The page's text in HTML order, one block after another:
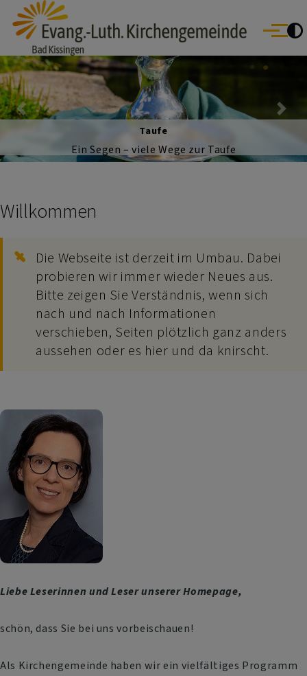
Direkt zum Inhalt
Evang.- Luth. Kirchengemeinde Bad Kissingen
Bad Bocklet | Bad Kissingen | Burkardroth | Euerdorf |
Oberthulba | Oerlenbach
Menü
LichtForum - Haus der Evang.
Previous Next
Willkommen
Die Webseite ist derzeit im Umbau. Dabei
probieren wir immer wieder Neues aus.
Bitte zeigen Sie Verständnis, wenn sich
nach und nach Informationen
verschieben, Seiten plötzlich ganz anders
aussehen oder es hier und da knirscht.
Liebe Leserinnen und Leser unserer Homepage,
schön, dass Sie bei uns vorbeischauen!
Als Kirchengemeinde haben wir ein vielfältiges Programm